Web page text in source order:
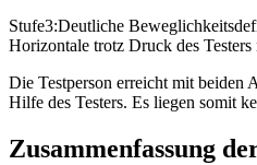
Stufe3:Deutliche
Horizontale trotz Druck des Testers
Die Testperson erreicht mit beiden
Hilfe des Testers. Es liegen somit
Zusammenfassung